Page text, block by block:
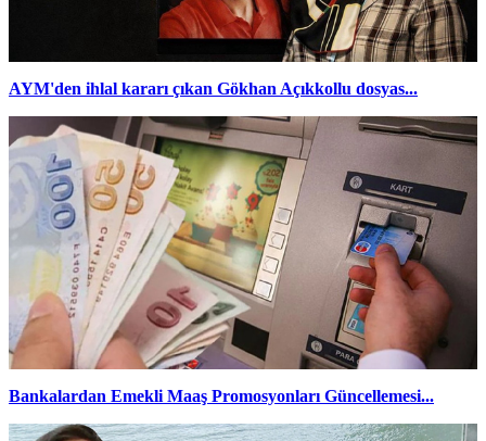
AYM'den ihlal kararı çıkan Gökhan Açıkkollu dosyas...
Bankalardan Emekli Maaş Promosyonları Güncellemesi...